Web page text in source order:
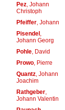
Pez, Johann
Christoph
Pfeiffer, Johann
Pisendel,
Johann Georg
Pohle, David
Prowo, Pierre
Quantz, Johann
Joachim
Rathgeber,
Johann Valentin